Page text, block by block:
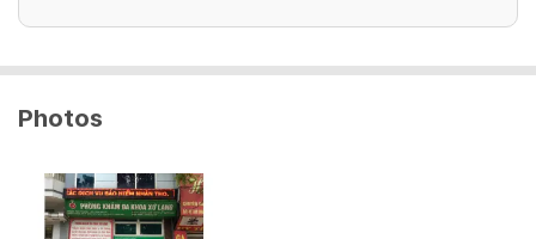
Photos